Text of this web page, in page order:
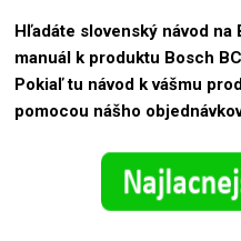
Hľadáte slovenský návod na
manuál k produktu Bosch
Pokiaľ tu návod k vášmu
pomocou nášho